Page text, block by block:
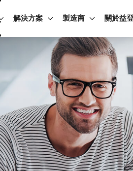
解決方案 製造商 關於益